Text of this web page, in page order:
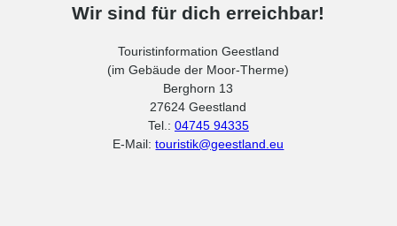
Wir sind für dich erreichbar!
Touristinformation Geestland
(im Gebäude der Moor-Therme)
Berghorn 13
27624 Geestland
Tel.: 04745 94335
E-Mail:touristik@geestland.eu